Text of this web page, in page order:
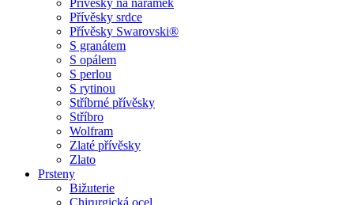
Přívěšky na náramek
Přívěsky srdce
Přívěsky Swarovski®
S granátem
S opálem
S perlou
S rytinou
Stříbrné přívěsky
Stříbro
Wolfram
Zlaté přívěsky
Zlato
Prsteny
Bižuterie
Chirurgická ocel